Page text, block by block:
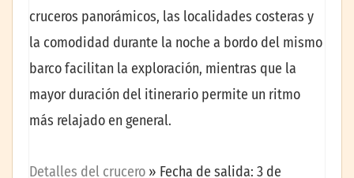
cruceros panorámicos, las localidades costeras y
la comodidad durante la noche a bordo del mismo
barco facilitan la exploración, mientras que la
mayor duración del itinerario permite un ritmo
más relajado en general.
Detalles del crucero » Fecha de salida: 3 de